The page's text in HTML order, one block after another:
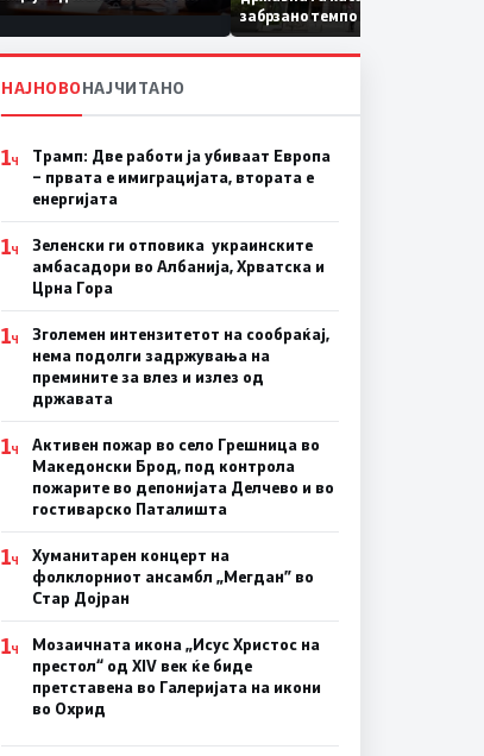
Коридор 8, Македонија
станува раскрсница на
Балканот
забрзано темпо
НАЈНОВОНАЈЧИТАНО
1Ч
Трамп: Две работи ја убиваат Европа
– првата е имиграцијата, втората е
енергијата
1Ч
Зеленски ги отповика украинските
амбасадори во Албанија, Хрватска и
Црна Гора
1Ч
Зголемен интензитетот на сообраќај,
нема подолги задржувања на
премините за влез и излез од
државата
1Ч
Активен пожар во село Грешница во
Македонски Брод, под контрола
пожарите во депонијата Делчево и во
гостиварско Паталишта
1Ч
Хуманитарен концерт на
фолклорниот ансамбл „Мегдан” во
Стар Дојран
1Ч
Мозаичната икона „Исус Христос на
престол“ од XIV век ќе биде
претставена во Галеријата на икони
во Охрид